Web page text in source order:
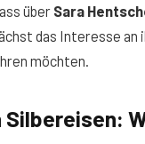
über Sara
das Interesse
möchten.